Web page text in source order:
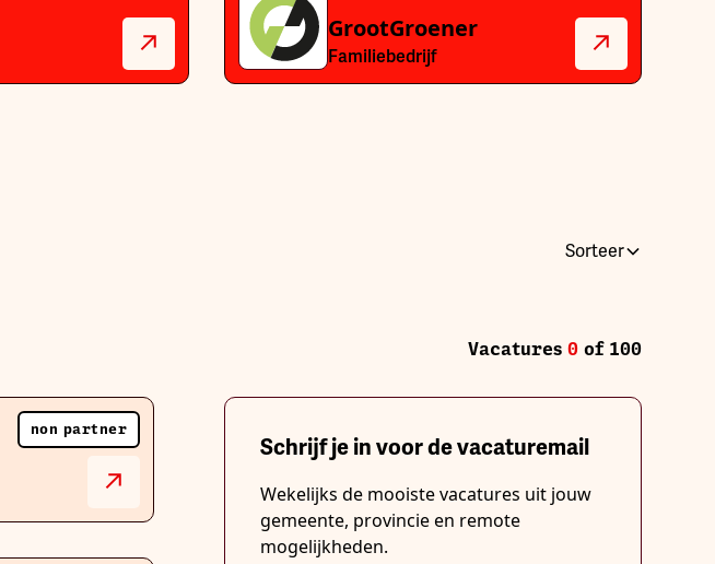
GrootGroener
Familiebedrijf
Sorteer
Sector
Sector
Wissen
Locatiegebonden
Vacatures 0of 100
non partner
Schrijf je in voor de vacaturemail
Wekelijks de mooiste vacatures uit jouw
gemeente, provincie en remote
mogelijkheden.